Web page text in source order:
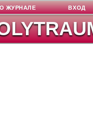
ЖУРНАЛЕ ВХОД